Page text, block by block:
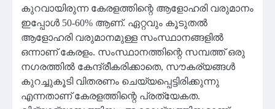
കുറവായിരുന്ന കേരളത്തിന്റെ ആളോഹരി വരുമാനം
ഇപ്പോൾ 50-60% ആണ്. ഏറ്റവും കൂടുതൽ
ആളോഹരി വരുമാനമുള്ള സംസ്ഥാനങ്ങളിൽ
ഒന്നാണ് കേരളം. സംസ്ഥാനത്തിന്റെ സമ്പത്ത് ഒരു
നഗരത്തിൽ കേന്ദ്രീകരിക്കാതെ, സൗകര്യങ്ങൾ
കുറച്ചുകൂടി വിതരണം ചെയ്യപ്പെട്ടിരിക്കുന്നു
എന്നതാണ് കേരളത്തിന്റെ പ്രത്യേകത.